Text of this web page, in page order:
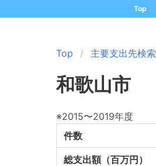
Top
Top 主要支出先検索
和歌山市
※2015〜2019年度
件数
総支出額（百万円）